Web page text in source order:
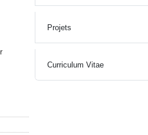
Projets
Curriculum Vitae